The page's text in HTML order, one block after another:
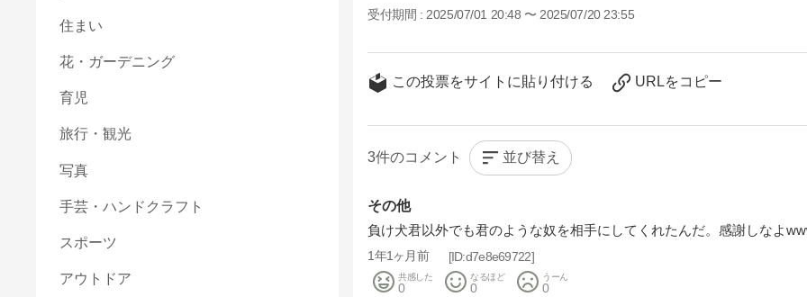
受付期間 : 2025/07/01 20:48 〜 2025/07/20 23:55
この投票をサイトに貼り付ける URLをコピー
3 並び替え
その他
負け犬君以外でも君のような奴を相手にしてくれたんだ。感謝しなよ
1年1ヶ月前 d7e8e69722
共感した
0
なるほど
0
うーん
0
住まい
花・ガーデニング
育児
旅行・観光
写真
手芸・ハンドクラフト
スポーツ
アウトドア